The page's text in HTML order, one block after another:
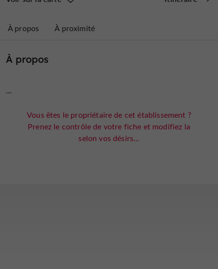
À propos À proximité
À propos
...
Vous êtes le propriétaire de cet établissement ?
Prenez le contrôle de votre fiche et modifiez la
selon vos désirs...